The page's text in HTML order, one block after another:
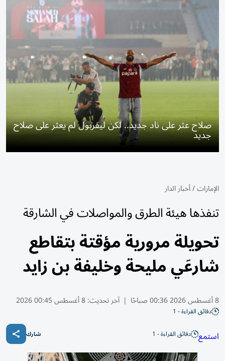
صلاح عثر على ناد جديد.. لكن ليفربول لم يعثر على صلاح
جديد
الإمارات/أخبار الدار
تنفذها هيئة الطرق والمواصلات في الشارقة
تحويلة مرورية مؤقتة بتقاطع
شارعَي مليحة وخليفة بن زايد
8 أغسطس 2026 00:36 صباحًا | آخر تحديث:8 أغسطس 00:45 2026
دقائق القراءة - 1
استمع دقائق القراءة - 1 شارك